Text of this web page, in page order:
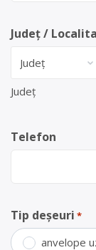
Județ /
Județ
Telefon
Tip deșeuri *
anvelope